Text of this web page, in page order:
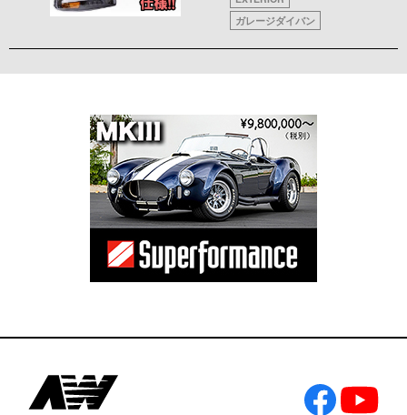
ガレージダイバン